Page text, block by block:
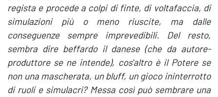
regista e procede a colpi di finte, di voltafaccia, di
simulazioni più o meno riuscite, ma dalle
conseguenze sempre imprevedibili. Del resto,
sembra dire beffardo il danese (che da autore-
produttore se ne intende), cos'altro è il Potere se
non una mascherata, un bluff, un gioco ininterrotto
di ruoli e simulacri? Messa così può sembrare una